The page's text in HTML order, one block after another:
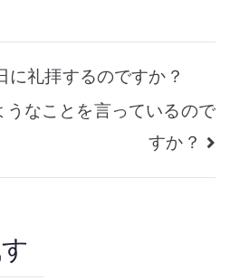
に礼拝するのですか？
うなことを言っているので
すか？